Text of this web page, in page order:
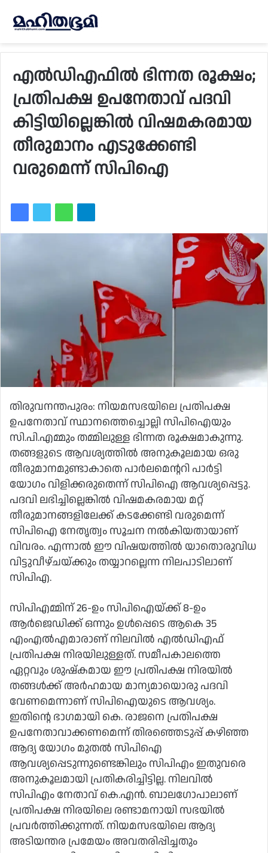
എൽഡിഎഫിൽ ഭിന്നത രൂക്ഷം;
പ്രതിപക്ഷ ഉപനേതാവ് പദവി
കിട്ടിയില്ലെങ്കിൽ വിഷമകരമായ
തീരുമാനം എടുക്കേണ്ടി
വരുമെന്ന് സിപിഐ
തിരുവനന്തപുരം: നിയമസഭയിലെ പ്രതിപക്ഷ
ഉപനേതാവ് സ്ഥാനത്തെച്ചൊല്ലി സിപിഐയും
സി.പി.എമ്മും തമ്മിലുള്ള ഭിന്നത രൂക്ഷമാകുന്നു.
തങ്ങളുടെ ആവശ്യത്തിൽ അനുകൂലമായ ഒരു
തീരുമാനമുണ്ടാകാതെ പാർലമെന്ററി പാർട്ടി
യോഗം വിളിക്കരുതെന്ന് സിപിഐ ആവശ്യപ്പെട്ടു.
പദവി ലഭിച്ചില്ലെങ്കിൽ വിഷമകരമായ മറ്റ്
തീരുമാനങ്ങളിലേക്ക് കടക്കേണ്ടി വരുമെന്ന്
സിപിഐ നേതൃത്വം സൂചന നൽകിയതായാണ്
വിവരം. എന്നാൽ ഈ വിഷയത്തിൽ യാതൊരുവിധ
വിട്ടുവീഴ്ചയ്ക്കും തയ്യാറല്ലെന്ന നിലപാടിലാണ്
സിപിഎ.
സിപിഎമ്മിന് 26-ഉം സിപിഐയ്ക്ക് 8-ഉം
ആർജെഡിക്ക് ഒന്നും ഉൾപ്പെടെ ആകെ 35
എംഎൽഎമാരാണ് നിലവിൽ എൽഡിഎഫ്
പ്രതിപക്ഷ നിരയിലുള്ളത്. സമീപകാലത്തെ
ഏറ്റവും ശുഷ്കമായ ഈ പ്രതിപക്ഷ നിരയിൽ
തങ്ങൾക്ക് അർഹമായ മാന്യമായൊരു പദവി
വേണമെന്നാണ് സിപിഐയുടെ ആവശ്യം.
ഇതിന്റെ ഭാഗമായി കെ. രാജനെ പ്രതിപക്ഷ
ഉപനേതാവാക്കണമെന്ന് തിരഞ്ഞെടുപ്പ് കഴിഞ്ഞ
ആദ്യ യോഗം മുതൽ സിപിഐ
ആവശ്യപ്പെടുന്നുണ്ടെങ്കിലും സിപിഎം ഇതുവരെ
അനുകൂലമായി പ്രതികരിച്ചിട്ടില്ല. നിലവിൽ
സിപിഎം നേതാവ് കെ.എൻ. ബാലഗോപാലാണ്
പ്രതിപക്ഷ നിരയിലെ രണ്ടാമനായി സഭയിൽ
പ്രവർത്തിക്കുന്നത്. നിയമസഭയിലെ ആദ്യ
അടിയന്തര പ്രമേയം അവതരിപ്പിച്ചതും